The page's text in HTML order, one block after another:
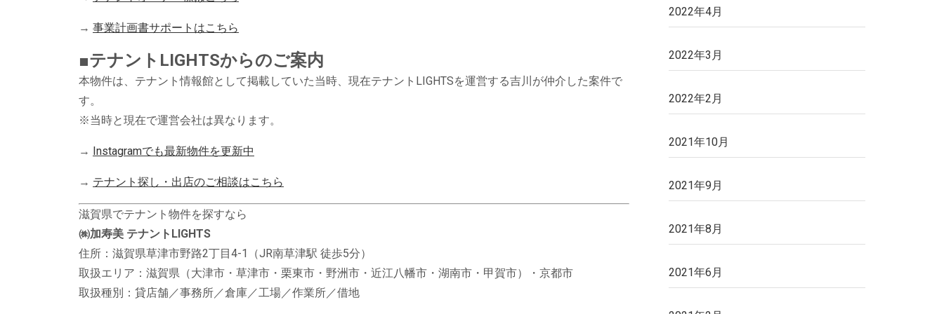
→ 事業計画書サポートはこちら
■テナントLIGHTSからのご案内
本物件は、テナント情報館として掲載していた当時、現在テナントLIGHTSを運営する吉川が仲介した案件で
す。
※当時と現在で運営会社は異なります。
→ Instagramでも最新物件を更新中
→ テナント探し・出店のご相談はこちら
滋賀県でテナント物件を探すなら
㈱加寿美 テナントLIGHTS
住所：滋賀県草津市野路2丁目4-1（JR南草津駅 徒歩5分）
取扱エリア：滋賀県（大津市・草津市・栗東市・野洲市・近江八幡市・湖南市・甲賀市）・京都市
取扱種別：貸店舗／事務所／倉庫／工場／作業所／借地
2022年4月
2022年3月
2022年2月
2021年10月
2021年9月
2021年8月
2021年6月